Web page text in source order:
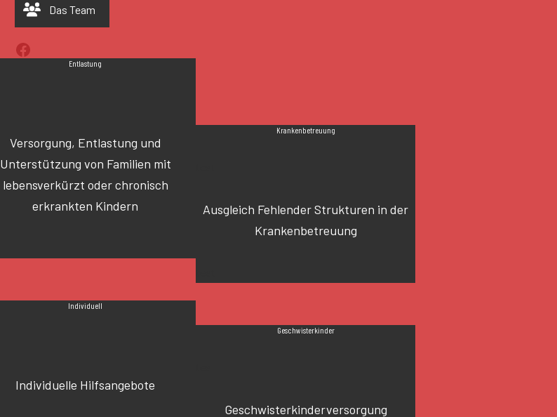
Das Team
Entlastung
Versorgung, Entlastung und
Unterstützung von Familien mit
lebensverkürzt oder chronisch
erkrankten Kindern
Individuell
Individuelle Hilfsangebote
Krankenbetreuung
Ausgleich Fehlender Strukturen in der
Krankenbetreuung
Geschwisterkinder
Geschwisterkinderversorgung